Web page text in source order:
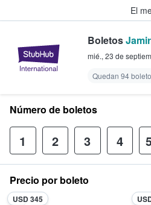
El
StubHub:
Boletos
mié., 23 de
Quedan 94
Número de boletos
1 2 3 4
Precio por boleto
USD 345